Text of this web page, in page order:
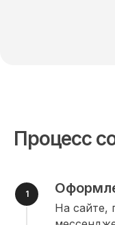
Процесс
На сайте,